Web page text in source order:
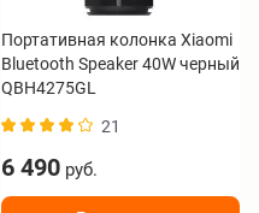
Портативная колонка Xiaomi
Bluetooth Speaker 40W черный
QBH4275GL
21
6 490 руб.